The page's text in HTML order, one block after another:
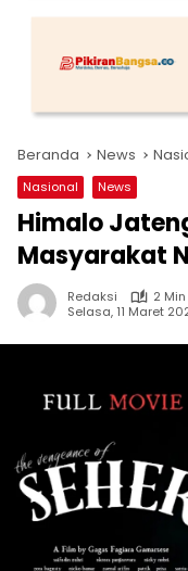
Beranda News
Nasional News
Himalo
Masyarakat
Redaksi
2
Selasa, 11 Maret